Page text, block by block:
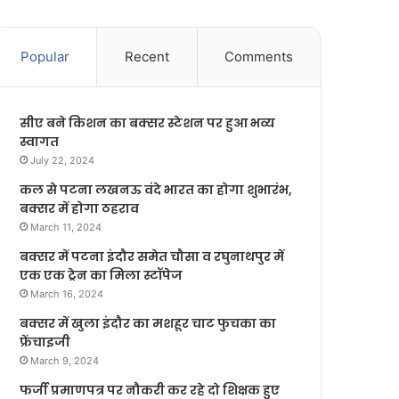
Popular Recent Comments
सीए बने किशन का बक्सर स्टेशन पर हुआ भव्य
स्वागत
July 22, 2024
कल से पटना लखनऊ वंदे भारत का होगा शुभारंभ,
बक्सर में होगा ठहराव
March 11, 2024
बक्सर में पटना इंदौर समेत चौसा व रघुनाथपुर में
एक एक ट्रेन का मिला स्टॉपेज
March 16, 2024
बक्सर में खुला इंदौर का मशहूर चाट फुचका का
फ्रेंचाइजी
March 9, 2024
फर्जी प्रमाणपत्र पर नौकरी कर रहे दो शिक्षक हुए